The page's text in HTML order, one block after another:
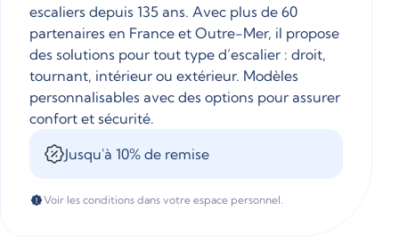
escaliers depuis 135 ans. Avec plus de 60
partenaires en France et Outre-Mer, il propose
des solutions pour tout type d’escalier : droit,
tournant, intérieur ou extérieur. Modèles
personnalisables avec des options pour assurer
confort et sécurité.
Jusqu'à 10% de remise
Voir les conditions dans votre espace personnel.